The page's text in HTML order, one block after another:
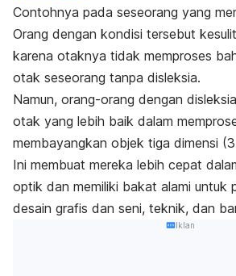
Contohnya pada seseorang yang
Orang dengan kondisi tersebut
karena otaknya tidak memproses
otak seseorang tanpa disleksia.
Namun, orang-orang dengan
otak yang lebih baik dalam
membayangkan objek tiga dimensi
Ini membuat mereka lebih cepat
optik dan memiliki bakat alami untuk
desain grafis dan seni, teknik, dan
Iklan